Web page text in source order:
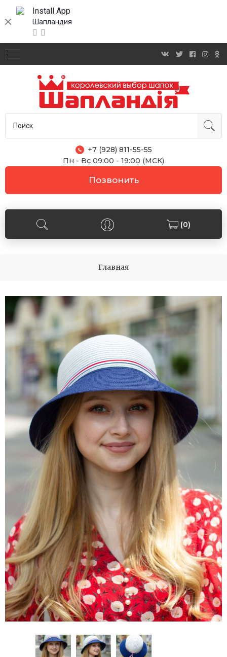
Install App
Шапландия
+7 (928) 811-55-55
Пн - Вс 09:00 - 19:00 (МСК)
Позвонить
(0)
Главная